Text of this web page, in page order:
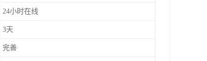
24小时在线
3天
完善